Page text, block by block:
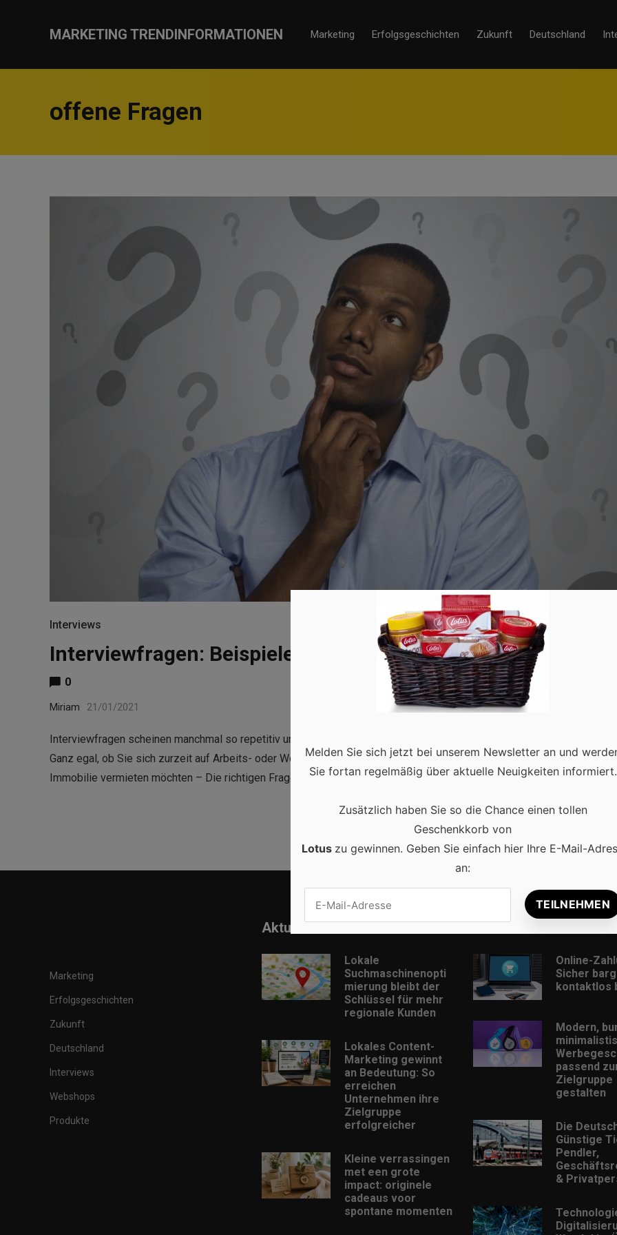
MARKETING TRENDINFORMATIONEN Marketing Erfolgsgeschichten Zukunft Deutschland
offene Fragen
Interviews
Interviewfragen: Beispiele, Formulierungen & weitere Tipps
0
Miriam 21/01/2021
Interviewfragen scheinen manchmal so repetitiv und nichts aussagend, doch oft steckt mehr dahinter als viele denken.
Ganz egal, ob Sie sich zurzeit auf Arbeits- oder Wohnungssuche befinden oder Sie zurzeit rekrutieren oder eine
Immobilie vermieten möchten – Die richtigen Fragen …Read more
Marketing
Erfolgsgeschichten
Zukunft
Deutschland
Interviews
Webshops
Produkte
Aktuell
Lokale
Suchmaschinenopti
mierung bleibt der
Schlüssel für mehr
regionale Kunden
Lokales Content-
Marketing gewinnt
an Bedeutung: So
erreichen
Unternehmen ihre
Zielgruppe
erfolgreicher
Kleine verrassingen
met een grote
impact: originele
cadeaus voor
spontane momenten
Online-
Sicher
kontaktlos
Modern,
passend
Zielgruppe
gestalten
Die
Günstige
Pendler,
&
Melden Sie sich jetzt bei unserem Newsletter an und
Sie fortan regelmäßig über aktuelle Neuigkeiten informiert.
Zusätzlich haben Sie so die Chance einen tollen
Geschenkkorb von
Lotus zu gewinnen. Geben Sie einfach hier Ihre E-Mail-
an: